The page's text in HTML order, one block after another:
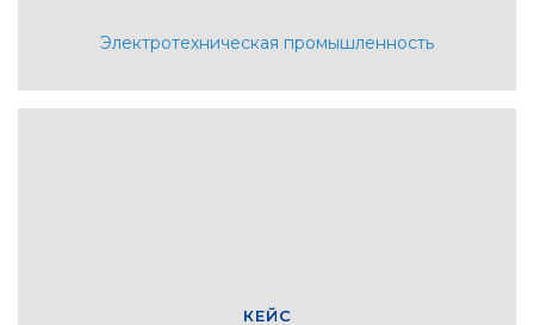
Электротехническая промышленность
КЕЙС